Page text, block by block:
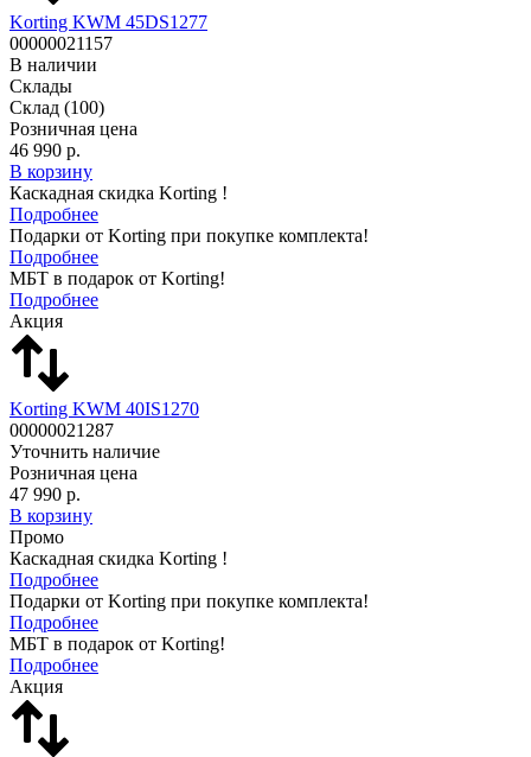
Korting KWM 45DS1277
00000021157
В наличии
Склады
Склад (100)
Розничная цена
46 990 р.
В корзину
Каскадная скидка Korting !
Подробнее
Подарки от Korting при покупке комплекта!
Подробнее
МБТ в подарок от Korting!
Подробнее
Акция
Korting KWM 40IS1270
00000021287
Уточнить наличие
Розничная цена
47 990 р.
В корзину
Промо
Каскадная скидка Korting !
Подробнее
Подарки от Korting при покупке комплекта!
Подробнее
МБТ в подарок от Korting!
Подробнее
Акция